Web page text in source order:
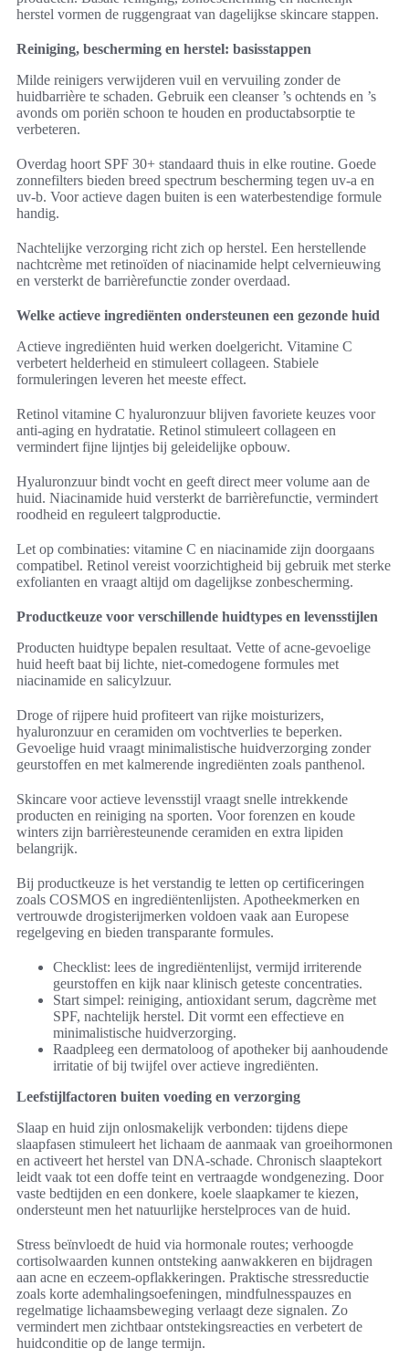
herstel vormen de ruggengraat van dagelijkse skincare stappen.
Reiniging, bescherming en herstel: basisstappen
Milde reinigers verwijderen vuil en vervuiling zonder de
huidbarrière te schaden. Gebruik een cleanser ’s ochtends en ’s
avonds om poriën schoon te houden en productabsorptie te
verbeteren.
Overdag hoort SPF 30+ standaard thuis in elke routine. Goede
zonnefilters bieden breed spectrum bescherming tegen uv-a en
uv-b. Voor actieve dagen buiten is een waterbestendige formule
handig.
Nachtelijke verzorging richt zich op herstel. Een herstellende
nachtcrème met retinoïden of niacinamide helpt celvernieuwing
en versterkt de barrièrefunctie zonder overdaad.
Welke actieve ingrediënten ondersteunen een gezonde huid
Actieve ingrediënten huid werken doelgericht. Vitamine C
verbetert helderheid en stimuleert collageen. Stabiele
formuleringen leveren het meeste effect.
Retinol vitamine C hyaluronzuur blijven favoriete keuzes voor
anti-aging en hydratatie. Retinol stimuleert collageen en
vermindert fijne lijntjes bij geleidelijke opbouw.
Hyaluronzuur bindt vocht en geeft direct meer volume aan de
huid. Niacinamide huid versterkt de barrièrefunctie, vermindert
roodheid en reguleert talgproductie.
Let op combinaties: vitamine C en niacinamide zijn doorgaans
compatibel. Retinol vereist voorzichtigheid bij gebruik met sterke
exfolianten en vraagt altijd om dagelijkse zonbescherming.
Productkeuze voor verschillende huidtypes en levensstijlen
Producten huidtype bepalen resultaat. Vette of acne-gevoelige
huid heeft baat bij lichte, niet-comedogene formules met
niacinamide en salicylzuur.
Droge of rijpere huid profiteert van rijke moisturizers,
hyaluronzuur en ceramiden om vochtverlies te beperken.
Gevoelige huid vraagt minimalistische huidverzorging zonder
geurstoffen en met kalmerende ingrediënten zoals panthenol.
Skincare voor actieve levensstijl vraagt snelle intrekkende
producten en reiniging na sporten. Voor forenzen en koude
winters zijn barrièresteunende ceramiden en extra lipiden
belangrijk.
Bij productkeuze is het verstandig te letten op certificeringen
zoals COSMOS en ingrediëntenlijsten. Apotheekmerken en
vertrouwde drogisterijmerken voldoen vaak aan Europese
regelgeving en bieden transparante formules.
Checklist: lees de ingrediëntenlijst, vermijd irriterende
geurstoffen en kijk naar klinisch geteste concentraties.
Start simpel: reiniging, antioxidant serum, dagcrème met
SPF, nachtelijk herstel. Dit vormt een effectieve en
minimalistische huidverzorging.
Raadpleeg een dermatoloog of apotheker bij aanhoudende
irritatie of bij twijfel over actieve ingrediënten.
Leefstijlfactoren buiten voeding en verzorging
Slaap en huid zijn onlosmakelijk verbonden: tijdens diepe
slaapfasen stimuleert het lichaam de aanmaak van groeihormonen
en activeert het herstel van DNA-schade. Chronisch slaaptekort
leidt vaak tot een doffe teint en vertraagde wondgenezing. Door
vaste bedtijden en een donkere, koele slaapkamer te kiezen,
ondersteunt men het natuurlijke herstelproces van de huid.
Stress beïnvloedt de huid via hormonale routes; verhoogde
cortisolwaarden kunnen ontsteking aanwakkeren en bijdragen
aan acne en eczeem-opflakkeringen. Praktische stressreductie
zoals korte ademhalingsoefeningen, mindfulnesspauzes en
regelmatige lichaamsbeweging verlaagt deze signalen. Zo
vermindert men zichtbaar ontstekingsreacties en verbetert de
huidconditie op de lange termijn.